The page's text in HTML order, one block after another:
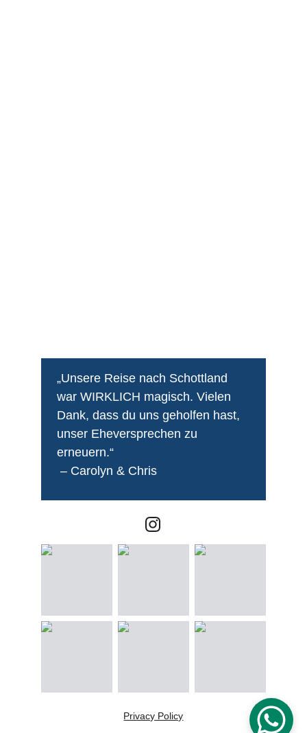
„Unsere Reise nach Schottland
war WIRKLICH magisch. Vielen
Dank, dass du uns geholfen hast,
unser Eheversprechen zu
erneuern.“
– Carolyn & Chris
Privacy Policy